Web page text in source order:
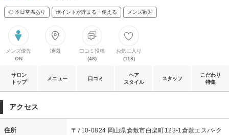
◎ 本日空席あり ポイントが貯まる・使える メンズ歓迎
メンズ優先
ON
地図
口コミ投稿
(48)
お気に入り
(118)
サロン
トップ
メニュー 口コミ
ヘア
スタイル
スタッフ
こだわり
特集
アクセス
住所 〒710-0824 岡山県倉敷市白楽町123-1倉敷エスパ-ク